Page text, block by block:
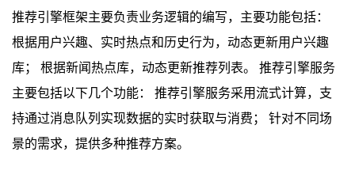
推荐引擎框架主要负责业务逻辑的编写，主要功能包括：
根据用户兴趣、实时热点和历史行为，动态更新用户兴趣
库； 根据新闻热点库，动态更新推荐列表。 推荐引擎服务
主要包括以下几个功能： 推荐引擎服务采用流式计算，支
持通过消息队列实现数据的实时获取与消费； 针对不同场
景的需求，提供多种推荐方案。